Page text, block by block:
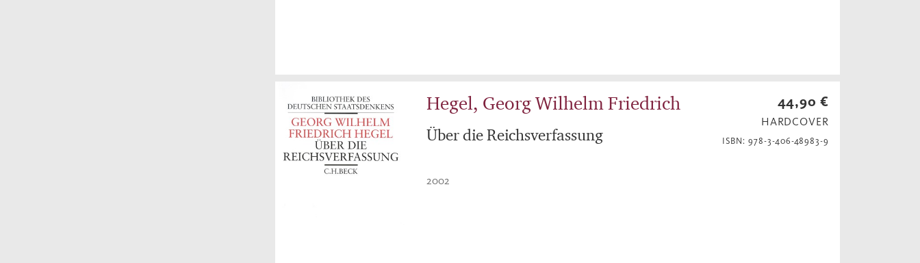
Hegel, Georg Wilhelm Friedrich
Über die Reichsverfassung
2002
44,90 €
HARDCOVER
ISBN: 978-3-406-48983-9